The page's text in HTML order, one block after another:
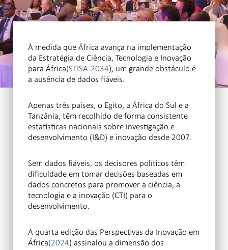
À medida que África avança na implementação
da Estratégia de Ciência, Tecnologia e Inovação
para África(STISA-2034), um grande obstáculo é
a ausência de dados fiáveis.
Apenas três países, o Egito, a África do Sul e a
Tanzânia, têm recolhido de forma consistente
estatísticas nacionais sobre investigação e
desenvolvimento (I&D) e inovação desde 2007.
Sem dados fiáveis, os decisores políticos têm
dificuldade em tomar decisões baseadas em
dados concretos para promover a ciência, a
tecnologia e a inovação (CTI) para o
desenvolvimento.
A quarta edição das Perspectivas da Inovação em
África(2024) assinalou a dimensão dos